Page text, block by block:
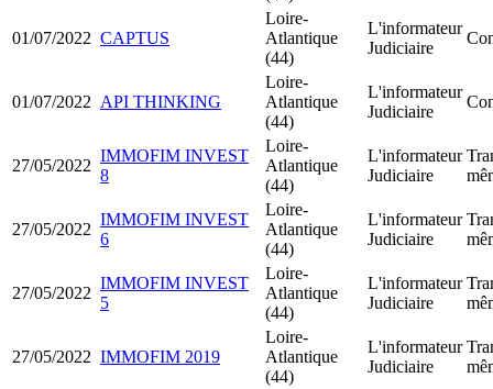
01/07/2022 CAPTUS
Loire-
Atlantique
(44)
L'informateur
Judiciaire
01/07/2022 API THINKING
Loire-
Atlantique
(44)
L'informateur
Judiciaire
27/05/2022
IMMOFIM INVEST
8
Loire-
Atlantique
(44)
L'informateur
Judiciaire
27/05/2022
IMMOFIM INVEST
6
Loire-
Atlantique
(44)
L'informateur
Judiciaire
27/05/2022
IMMOFIM INVEST
5
Loire-
Atlantique
(44)
L'informateur
Judiciaire
27/05/2022 IMMOFIM 2019
Loire-
Atlantique
(44)
L'informateur
Judiciaire